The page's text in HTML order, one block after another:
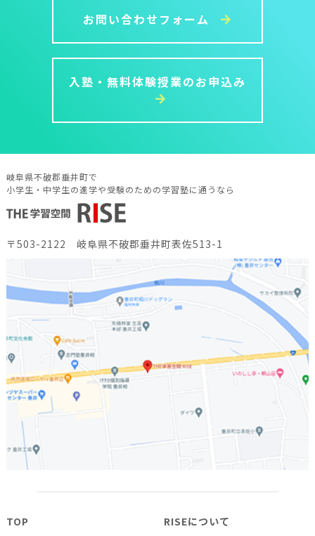
お問い合わせフォーム
入塾・無料体験授業のお申込み
岐阜県不破郡垂井町で
小学生・中学生の進学や受験のための学習塾に通うなら
〒503-2122 岐阜県不破郡垂井町表佐513-1
TOP RISEについて